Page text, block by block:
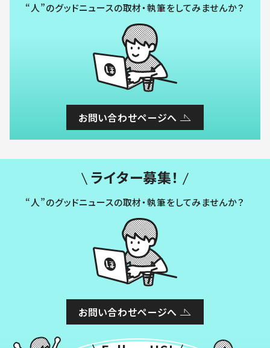
“人”のグッドニュースの取材・執筆をしてみませんか？
お問い合わせページへ
ライター募集！
“人”のグッドニュースの取材・執筆をしてみませんか？
お問い合わせページへ